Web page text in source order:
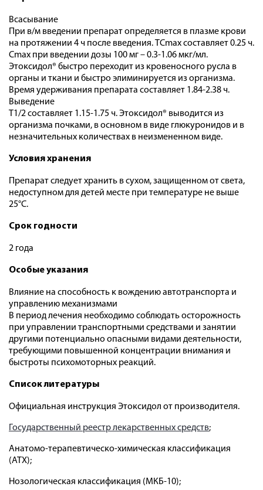
Всасывание
При в/м введении препарат определяется в плазме крови
на протяжении 4 ч после введения. ТCmax составляет 0.25 ч.
Cmax при введении дозы 100 мг – 0.3-1.06 мкг/мл.
Этоксидол® быстро переходит из кровеносного русла в
органы и ткани и быстро элиминируется из организма.
Время удерживания препарата составляет 1.84-2.38 ч.
Выведение
T1/2 составляет 1.15-1.75 ч. Этоксидол® выводится из
организма почками, в основном в виде глюкуронидов и в
незначительных количествах в неизмененном виде.
Условия хранения
Препарат следует хранить в сухом, защищенном от света,
недоступном для детей месте при температуре не выше
25°С.
Срок годности
2 года
Особые указания
Влияние на способность к вождению автотранспорта и
управлению механизмами
В период лечения необходимо соблюдать осторожность
при управлении транспортными средствами и занятии
другими потенциально опасными видами деятельности,
требующими повышенной концентрации внимания и
быстроты психомоторных реакций.
Список литературы
Официальная инструкция Этоксидол от производителя.
Государственный реестр лекарственных средств;
Анатомо-терапевтическо-химическая классификация
(ATX);
Нозологическая классификация (МКБ-10);